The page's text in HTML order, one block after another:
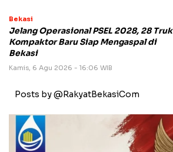
Bekasi
Jelang Operasional PSEL 2028, 28 Truk
Kompaktor Baru Siap Mengaspal di
Bekasi
Kamis, 6 Agu 2026 - 16:06 WIB
Posts by @RakyatBekasiCom